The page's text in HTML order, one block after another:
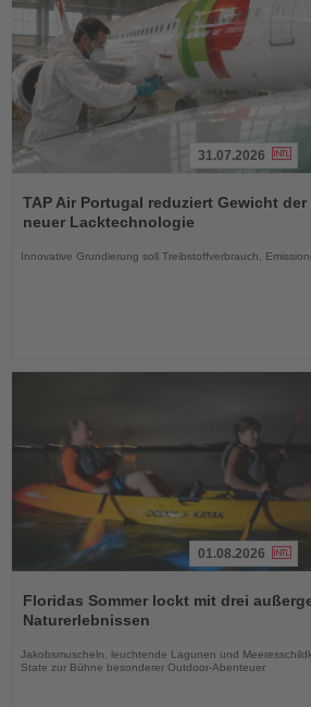
Sie
die
31.07.2026
TAP Air Portugal reduziert Gewicht
neuer Lacktechnologie
Innovative Grundierung soll Treibstoffverbrauch,
Sie
die
01.08.2026
Floridas Sommer lockt mit drei
Naturerlebnissen
Jakobsmuscheln, leuchtende Lagunen und
State zur Bühne besonderer Outdoor-Abenteuer